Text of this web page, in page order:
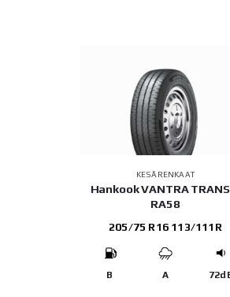
KESÄRENKAAT
Hankook VANTRA
RA58
205/75 R16 113/111R
B A